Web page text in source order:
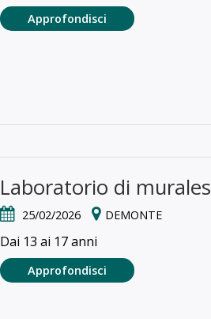
Approfondisci
Laboratorio di murales
25/02/2026 DEMONTE
Dai 13 ai 17 anni
Approfondisci